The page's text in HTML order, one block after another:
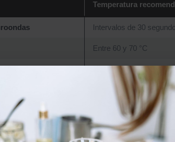
Temperatura
Intervalos de 30
Entre 60 y 70 °C
Entre 55 y 60 °C
Entre 50 y 55 °C